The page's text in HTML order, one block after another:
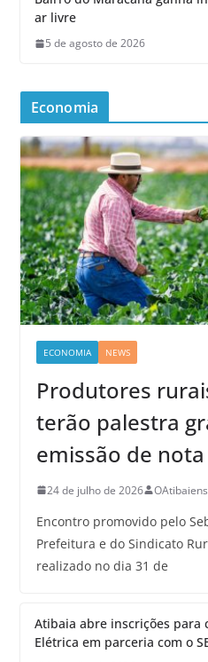
ar livre
5 de agosto de 2026
Economia
ECONOMIA NEWS
Produtores
terão palestra
emissão de
24 de julho de 2026
Encontro promovido pelo
Prefeitura e do Sindicato
realizado no dia 31 de
Atibaia abre inscrições para
Elétrica em parceria com o